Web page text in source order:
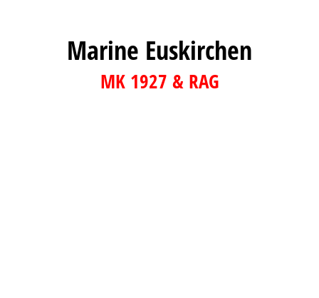
Marine Euskirchen
MK 1927 & RAG